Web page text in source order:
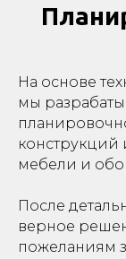
На основе
мы
конструкций
мебели и
После
верное
пожеланиям